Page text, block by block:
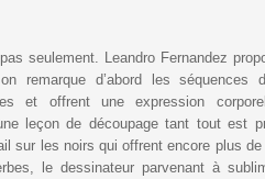
seulement. Leandro Fernandez
remarque d’abord les séquences
et offrent une expression
leçon de découpage tant tout est
sur les noirs qui offrent encore plus de
le dessinateur parvenant à